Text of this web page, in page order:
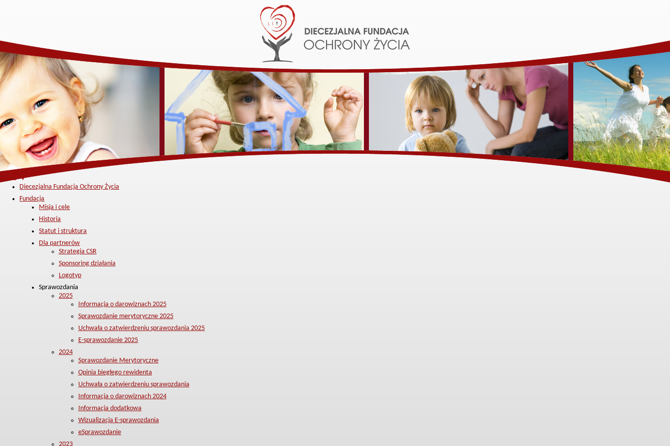
Menu ▼
Diecezjalna Fundacja Ochrony Życia
Fundacja
Misja i cele
Historia
Statut i struktura
Dla partnerów
Strategia CSR
Sponsoring działania
Logotyp
Sprawozdania
2025
Informacja o darowiznach 2025
Sprawozdanie merytoryczne 2025
Uchwała o zatwierdzeniu sprawozdania 2025
E-sprawozdanie 2025
2024
Sprawozdanie Merytoryczne
Opinia biegłego rewidenta
Uchwała o zatwierdzeniu sprawozdania
Informacja o darowiznach 2024
Informacja dodatkowa
Wizualizacja E-sprawozdania
eSprawozdanie
2023